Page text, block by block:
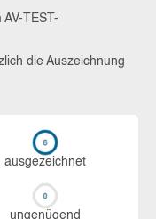
TEST-
die Auszeichnung
aus­ge­zeich­net
un­ge­nü­gend